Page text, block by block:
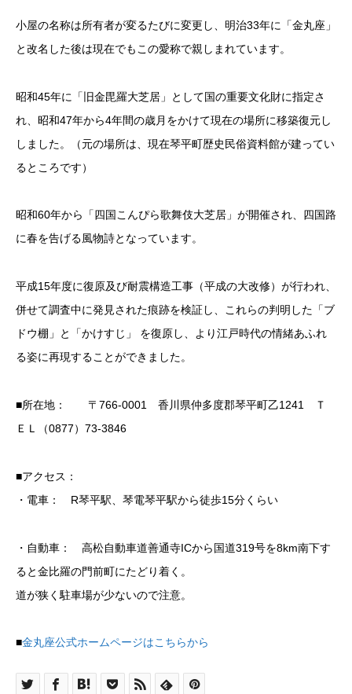
小屋の名称は所有者が変るたびに変更し、明治33年に「金丸座」
と改名した後は現在でもこの愛称で親しまれています。
昭和45年に「旧金毘羅大芝居」として国の重要文化財に指定さ
れ、昭和47年から4年間の歳月をかけて現在の場所に移築復元し
しました。（元の場所は、現在琴平町歴史民俗資料館が建ってい
るところです）
昭和60年から「四国こんぴら歌舞伎大芝居」が開催され、四国路
に春を告げる風物詩となっています。
平成15年度に復原及び耐震構造工事（平成の大改修）が行われ、
併せて調査中に発見された痕跡を検証し、これらの判明した「ブ
ドウ棚」と「かけすじ」 を復原し、より江戸時代の情緒あふれ
る姿に再現することができました。
■所在地： 〒766-0001 香川県仲多度郡琴平町乙1241 Ｔ
ＥＬ（0877）73-3846
■アクセス：
・電車： R琴平駅、琴電琴平駅から徒歩15分くらい
・自動車： 高松自動車道善通寺ICから国道319号を8km南下す
ると金比羅の門前町にたどり着く。
道が狭く駐車場が少ないので注意。
■金丸座公式ホームページはこちらから